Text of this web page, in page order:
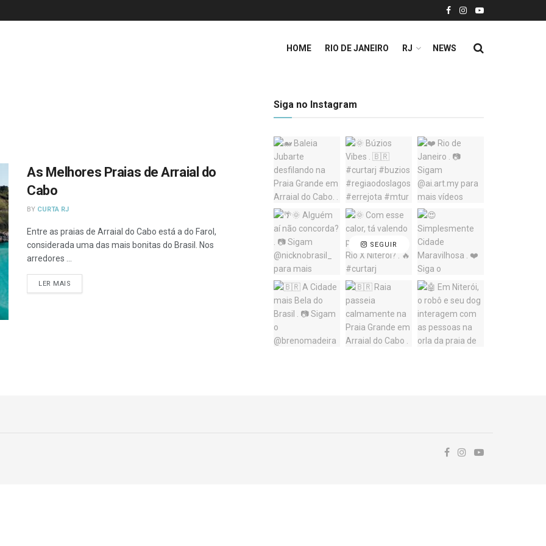
HOME RIO DE JANEIRO RJ NEWS
As Melhores Praias de Arraial do
Cabo
BY CURTA RJ
Entre as praias de Arraial do Cabo está a do Farol,
considerada uma das mais bonitas do Brasil. Nos
arredores ...
LER MAIS
Siga no Instagram
SEGUIR